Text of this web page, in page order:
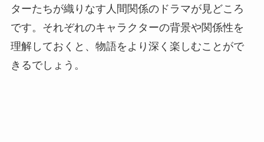
ターたちが織りなす人間関係のドラマが見どころ
です。それぞれのキャラクターの背景や関係性を
理解しておくと、物語をより深く楽しむことがで
きるでしょう。